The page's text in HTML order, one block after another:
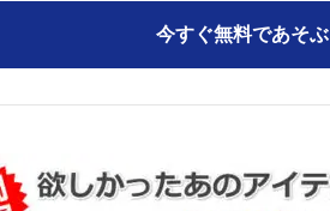
今すぐ無料であそぶ